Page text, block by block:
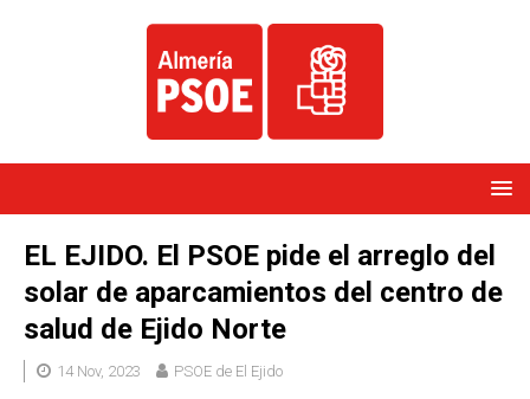
EL EJIDO. El PSOE pide el arreglo del
solar de aparcamientos del centro de
salud de Ejido Norte
14 Nov, 2023 PSOE de El Ejido